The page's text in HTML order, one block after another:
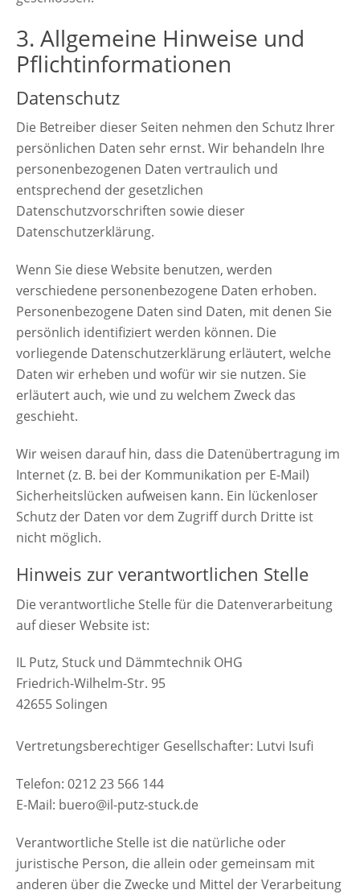
3. Allgemeine Hinweise und
Pflichtinformationen
Datenschutz
Die Betreiber dieser Seiten nehmen den Schutz Ihrer
persönlichen Daten sehr ernst. Wir behandeln Ihre
personenbezogenen Daten vertraulich und
entsprechend der gesetzlichen
Datenschutzvorschriften sowie dieser
Datenschutzerklärung.
Wenn Sie diese Website benutzen, werden
verschiedene personenbezogene Daten erhoben.
Personenbezogene Daten sind Daten, mit denen Sie
persönlich identifiziert werden können. Die
vorliegende Datenschutzerklärung erläutert, welche
Daten wir erheben und wofür wir sie nutzen. Sie
erläutert auch, wie und zu welchem Zweck das
geschieht.
Wir weisen darauf hin, dass die Datenübertragung im
Internet (z. B. bei der Kommunikation per E-Mail)
Sicherheitslücken aufweisen kann. Ein lückenloser
Schutz der Daten vor dem Zugriff durch Dritte ist
nicht möglich.
Hinweis zur verantwortlichen Stelle
Die verantwortliche Stelle für die Datenverarbeitung
auf dieser Website ist:
IL Putz, Stuck und Dämmtechnik OHG
Friedrich-Wilhelm-Str. 95
42655 Solingen
Vertretungsberechtiger Gesellschafter: Lutvi Isufi
Telefon: 0212 23 566 144
E-Mail: buero@il-putz-stuck.de
Verantwortliche Stelle ist die natürliche oder
juristische Person, die allein oder gemeinsam mit
anderen über die Zwecke und Mittel der Verarbeitung